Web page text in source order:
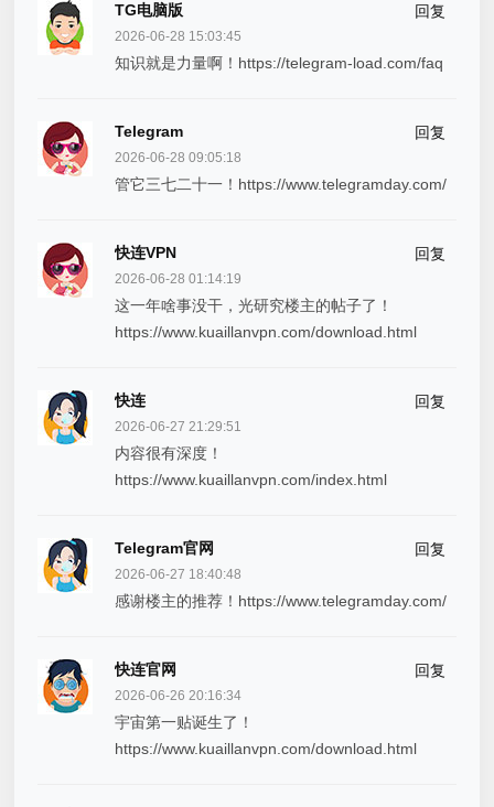
TG电脑版 回复
2026-06-28 15:03:45
知识就是力量啊！https://telegram-load.com/faq
Telegram 回复
2026-06-28 09:05:18
管它三七二十一！https://www.telegramday.com/
快连VPN 回复
2026-06-28 01:14:19
这一年啥事没干，光研究楼主的帖子了！
https://www.kuaillanvpn.com/download.html
快连 回复
2026-06-27 21:29:51
内容很有深度！
https://www.kuaillanvpn.com/index.html
Telegram官网 回复
2026-06-27 18:40:48
感谢楼主的推荐！https://www.telegramday.com/
快连官网 回复
2026-06-26 20:16:34
宇宙第一贴诞生了！
https://www.kuaillanvpn.com/download.html